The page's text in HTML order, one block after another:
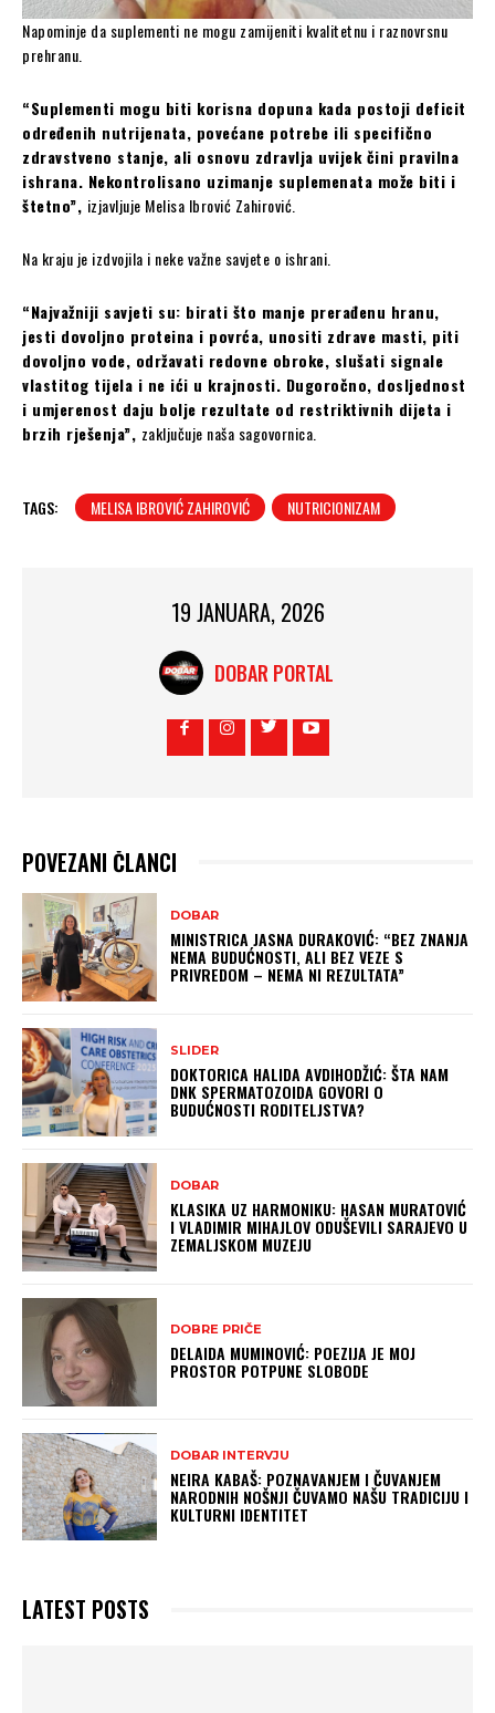
Napominje da suplementi ne mogu zamijeniti kvalitetnu i raznovrsnu
prehranu.
“Suplementi mogu biti korisna dopuna kada postoji deficit
određenih nutrijenata, povećane potrebe ili specifično
zdravstveno stanje, ali osnovu zdravlja uvijek čini pravilna
ishrana. Nekontrolisano uzimanje suplemenata može biti i
štetno”, izjavljuje Melisa Ibrović Zahirović.
Na kraju je izdvojila i neke važne savjete o ishrani.
“Najvažniji savjeti su: birati što manje prerađenu hranu,
jesti dovoljno proteina i povrća, unositi zdrave masti, piti
dovoljno vode, održavati redovne obroke, slušati signale
vlastitog tijela i ne ići u krajnosti. Dugoročno, dosljednost
i umjerenost daju bolje rezultate od restriktivnih dijeta i
brzih rješenja”, zaključuje naša sagovornica.
TAGS: MELISA IBROVIĆ ZAHIROVIĆ NUTRICIONIZAM
19 JANUARA, 2026
DOBAR PORTAL
POVEZANI ČLANCI
DOBAR
MINISTRICA JASNA DURAKOVIĆ: “BEZ ZNANJA
NEMA BUDUĆNOSTI, ALI BEZ VEZE S
PRIVREDOM – NEMA NI REZULTATA”
SLIDER
DOKTORICA HALIDA AVDIHODŽIĆ: ŠTA NAM
DNK SPERMATOZOIDA GOVORI O
BUDUĆNOSTI RODITELJSTVA?
DOBAR
KLASIKA UZ HARMONIKU: HASAN MURATOVIĆ
I VLADIMIR MIHAJLOV ODUŠEVILI SARAJEVO U
ZEMALJSKOM MUZEJU
DOBRE PRIČE
DELAIDA MUMINOVIĆ: POEZIJA JE MOJ
PROSTOR POTPUNE SLOBODE
DOBAR INTERVJU
NEIRA KABAŠ: POZNAVANJEM I ČUVANJEM
NARODNIH NOŠNJI ČUVAMO NAŠU TRADICIJU I
KULTURNI IDENTITET
LATEST POSTS